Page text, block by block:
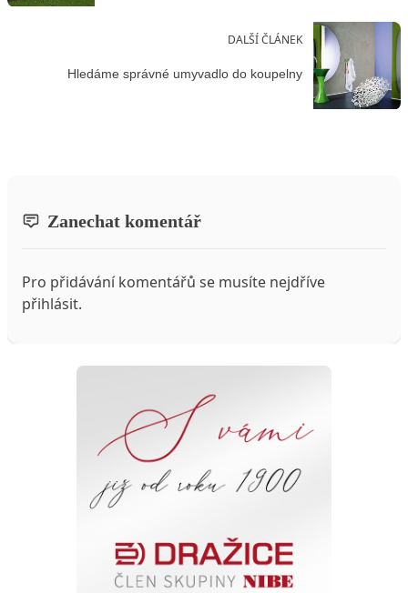
DALŠÍ ČLÁNEK
Hledáme správné umyvadlo do koupelny
Zanechat komentář
Pro přidávání komentářů se musíte nejdříve
přihlásit.